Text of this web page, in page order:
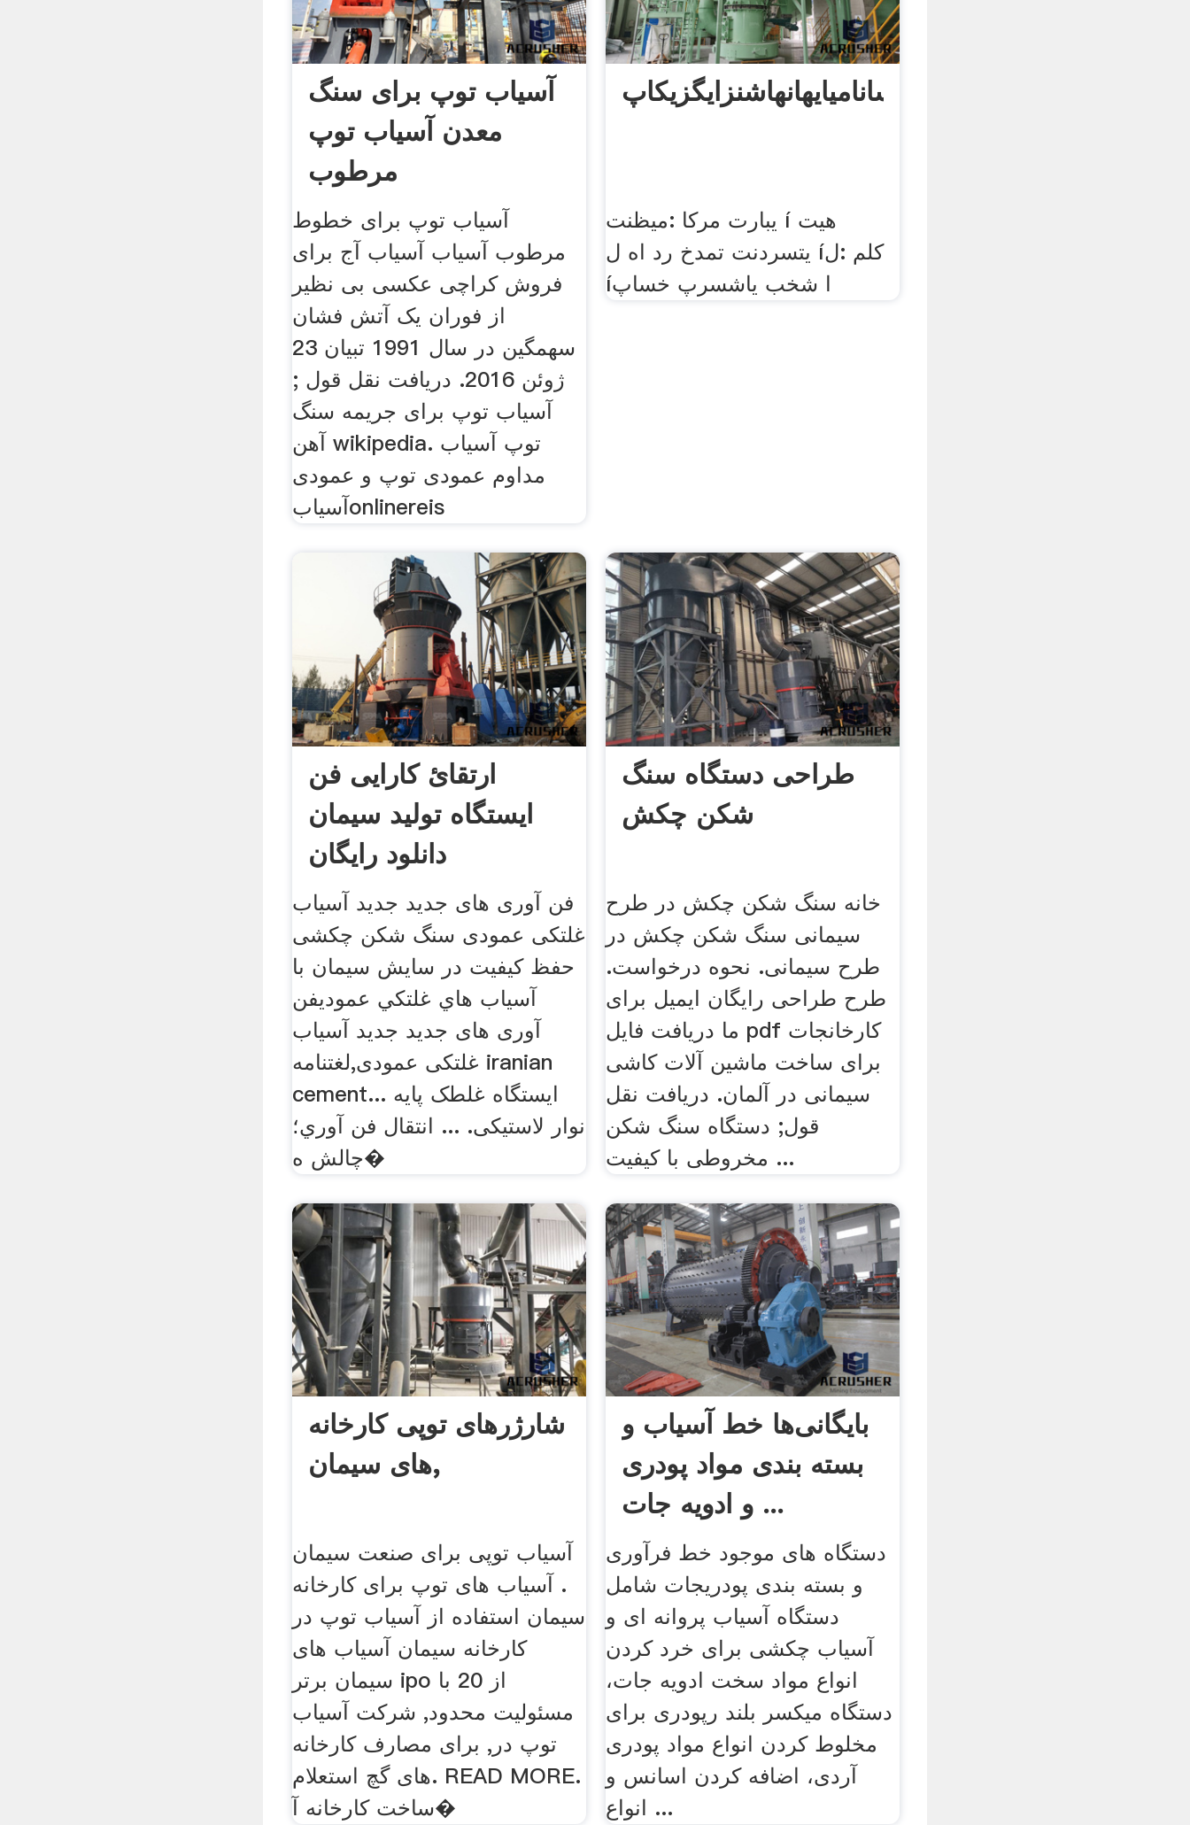
آسیاب توپ برای سنگ
معدن آسیاب توپ
مرطوب
آسیاب توپ برای خطوط
مرطوب آسیاب آسیاب آج برای
فروش کراچی عکسی بی نظیر
از فوران یک آتش فشان
سهمگین در سال 1991 تبیان 23
ژوئن 2016. دریافت نقل قول ;
آسیاب توپ برای جریمه سنگ
آهن wikipedia. توپ آسیاب
مداوم عمودی توپ و عمودی
آسیابonlinereis
یبارت مرکا :میظنت í هیت
یتسردنت تمدخ رد اه ل íکلم :ل
íا شخب یاشسرپ خساپ
ارتقائ کارایی فن
ایستگاه تولید سیمان
دانلود رایگان
فن آوری های جدید جدید آسیاب
غلتکی عمودی سنگ شکن چکشی
حفظ كيفيت در سايش سيمان با
آسياب هاي غلتكي عموديفن
آوری های جدید جدید آسیاب
غلتکی عمودی,لغتنامه iranian
cement... ایستگاه غلطک پایه
نوار لاستیکی. ... انتقال فن آوري؛
چالش ه�
طراحی دستگاه سنگ
شکن چکش
خانه سنگ شکن چکش در طرح
سیمانی سنگ شکن چکش در
طرح سیمانی. نحوه درخواست.
طرح طراحی رایگان ایمیل برای
ما دریافت فایل pdf کارخانجات
برای ساخت ماشین آلات کاشی
سیمانی در آلمان. دریافت نقل
قول; دستگاه سنگ شکن
مخروطی با کیفیت ...
شارژرهای توپی کارخانه
های سیمان,
آسیاب توپی برای صنعت سیمان
. آسیاب های توپ برای کارخانه
سیمان استفاده از آسیاب توپ در
کارخانه سیمان آسیاب های
سیمان برتر ipo از 20 با
مسئولیت محدود, شرکت آسیاب
توپ در, برای مصارف کارخانه
های گچ استعلام. READ MORE.
ساخت کارخانه آ�
بایگانی‌ها خط آسیاب و
بسته بندی مواد پودری
و ادویه جات ...
دستگاه های موجود خط فرآوری
و بسته بندی پودریجات شامل
دستگاه آسیاب پروانه ای و
آسیاب چکشی برای خرد کردن
انواع مواد سخت ادویه جات،
دستگاه میکسر بلند رپودری برای
مخلوط کردن انواع مواد پودری
آردی، اضافه کردن اسانس و
انواع ...